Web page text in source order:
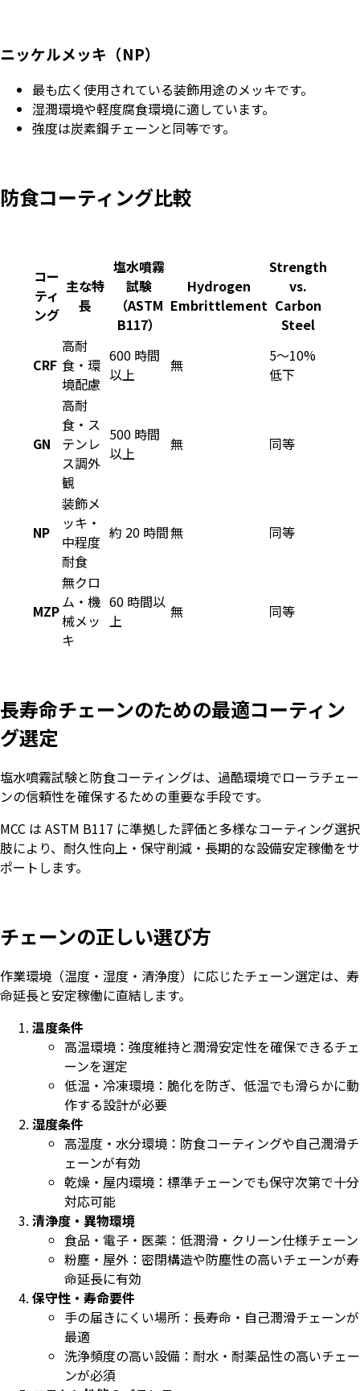
ニッケルメッキ（NP）
最も広く使用されている装飾用途のメッキです。
湿潤環境や軽度腐食環境に適しています。
強度は炭素鋼チェーンと同等です。
防食コーティング比較
コー
ティ
ング
主な特
長
塩水噴霧
試験
（ASTM
B117）
Hydrogen
Embrittlement
Strength
vs.
Carbon
Steel
CRF
高耐
食・環
境配慮
600 時間
以上
無
5～10%
低下
GN
高耐
食・ス
テンレ
ス調外
観
500 時間
以上
無 同等
NP
装飾メ
ッキ・
中程度
耐食
約 20 時間無 同等
MZP
無クロ
ム・機
械メッ
キ
60 時間以
上
無 同等
長寿命チェーンのための最適コーティン
グ選定
塩水噴霧試験と防食コーティングは、過酷環境でローラチェー
ンの信頼性を確保するための重要な手段です。
MCC は ASTM B117 に準拠した評価と多様なコーティング選択
肢により、耐久性向上・保守削減・長期的な設備安定稼働をサ
ポートします。
チェーンの正しい選び方
作業環境（温度・湿度・清浄度）に応じたチェーン選定は、寿
命延長と安定稼働に直結します。
温度条件
高温環境：強度維持と潤滑安定性を確保できるチェ
ーンを選定
低温・冷凍環境：脆化を防ぎ、低温でも滑らかに動
作する設計が必要
湿度条件
高湿度・水分環境：防食コーティングや自己潤滑チ
ェーンが有効
乾燥・屋内環境：標準チェーンでも保守次第で十分
対応可能
清浄度・異物環境
食品・電子・医薬：低潤滑・クリーン仕様チェーン
粉塵・屋外：密閉構造や防塵性の高いチェーンが寿
命延長に有効
保守性・寿命要件
手の届きにくい場所：長寿命・自己潤滑チェーンが
最適
洗浄頻度の高い設備：耐水・耐薬品性の高いチェー
ンが必須